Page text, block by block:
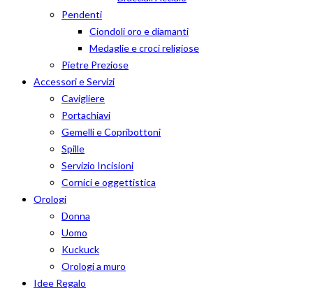
Pendenti
Ciondoli oro e diamanti
Medaglie e croci religiose
Pietre Preziose
Accessori e Servizi
Cavigliere
Portachiavi
Gemelli e Copribottoni
Spille
Servizio Incisioni
Cornici e oggettistica
Orologi
Donna
Uomo
Kuckuck
Orologi a muro
Idee Regalo